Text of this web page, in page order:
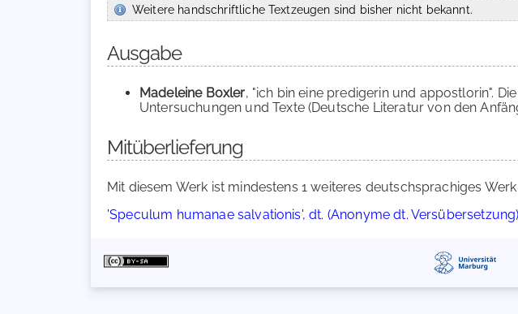
Weitere handschriftliche Textzeugen sind bisher nicht bekannt.
Ausgabe
Madeleine Boxler, "ich bin eine predigerin und appostlorin".
Untersuchungen und Texte (Deutsche Literatur von den
Mitüberlieferung
Mit diesem Werk ist mindestens 1 weiteres deutschsprachiges
'Speculum humanae salvationis', dt. (Anonyme dt. Versübersetzung)